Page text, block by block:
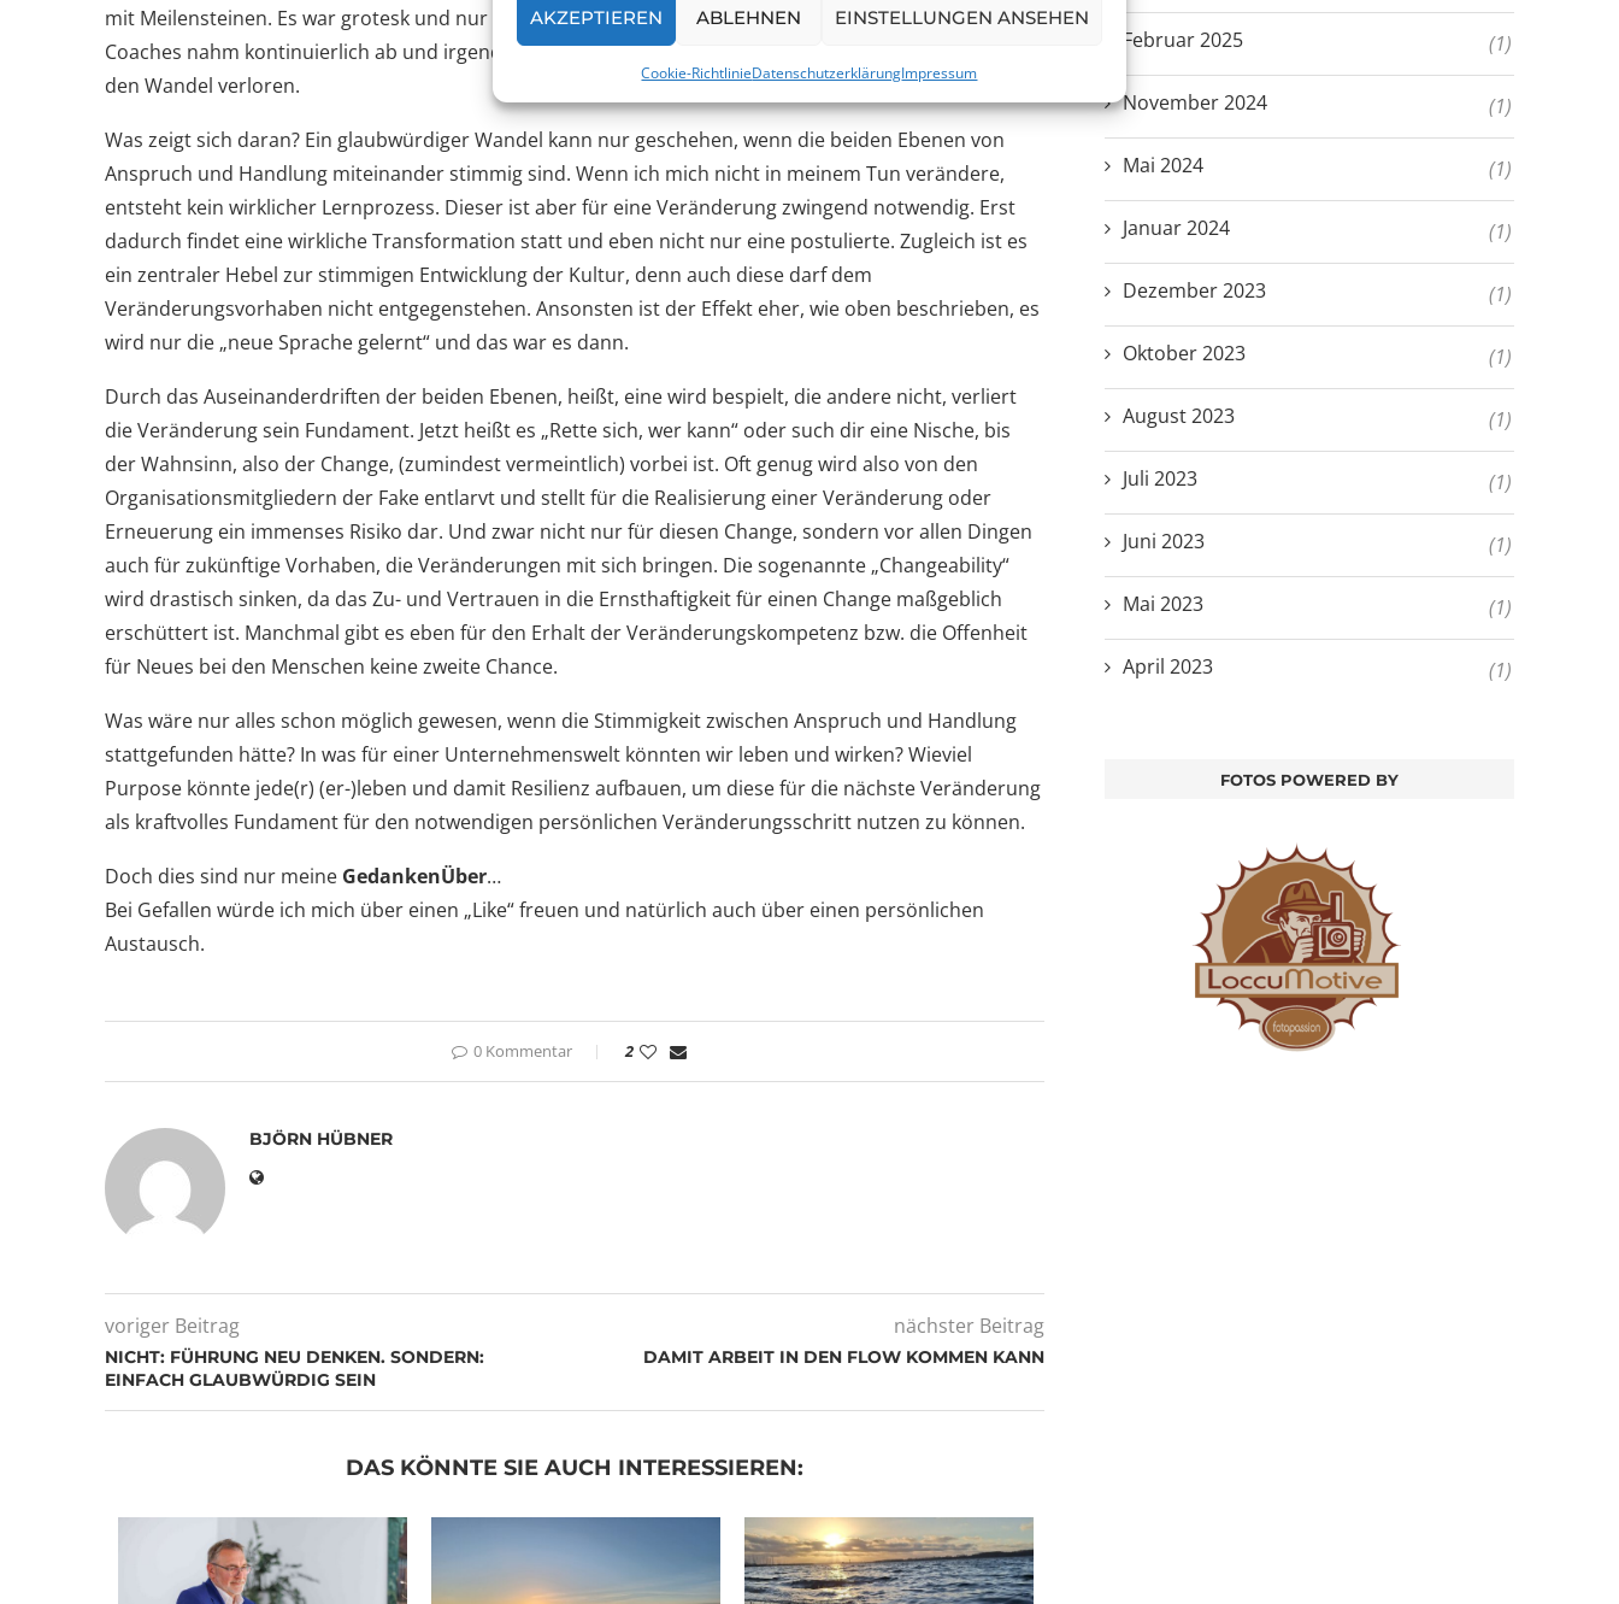
AKZEPTIEREN ABLEHNEN EINSTELLUNGEN ANSEHEN
Cookie-RichtlinieDatenschutzerklärungImpressum
mit Meilensteinen. Es war grotesk und nur noch zum Kopfschütteln. Unsere Motivation als Agile
Coaches nahm kontinuierlich ab und irgendwann hatte die überwiegende Mehrheit den Glauben an
den Wandel verloren.
Was zeigt sich daran? Ein glaubwürdiger Wandel kann nur geschehen, wenn die beiden Ebenen von
Anspruch und Handlung miteinander stimmig sind. Wenn ich mich nicht in meinem Tun verändere,
entsteht kein wirklicher Lernprozess. Dieser ist aber für eine Veränderung zwingend notwendig. Erst
dadurch findet eine wirkliche Transformation statt und eben nicht nur eine postulierte. Zugleich ist es
ein zentraler Hebel zur stimmigen Entwicklung der Kultur, denn auch diese darf dem
Veränderungsvorhaben nicht entgegenstehen. Ansonsten ist der Effekt eher, wie oben beschrieben, es
wird nur die „neue Sprache gelernt“ und das war es dann.
Durch das Auseinanderdriften der beiden Ebenen, heißt, eine wird bespielt, die andere nicht, verliert
die Veränderung sein Fundament. Jetzt heißt es „Rette sich, wer kann“ oder such dir eine Nische, bis
der Wahnsinn, also der Change, (zumindest vermeintlich) vorbei ist. Oft genug wird also von den
Organisationsmitgliedern der Fake entlarvt und stellt für die Realisierung einer Veränderung oder
Erneuerung ein immenses Risiko dar. Und zwar nicht nur für diesen Change, sondern vor allen Dingen
auch für zukünftige Vorhaben, die Veränderungen mit sich bringen. Die sogenannte „Changeability“
wird drastisch sinken, da das Zu- und Vertrauen in die Ernsthaftigkeit für einen Change maßgeblich
erschüttert ist. Manchmal gibt es eben für den Erhalt der Veränderungskompetenz bzw. die Offenheit
für Neues bei den Menschen keine zweite Chance.
Was wäre nur alles schon möglich gewesen, wenn die Stimmigkeit zwischen Anspruch und Handlung
stattgefunden hätte? In was für einer Unternehmenswelt könnten wir leben und wirken? Wieviel
Purpose könnte jede(r) (er-)leben und damit Resilienz aufbauen, um diese für die nächste Veränderung
als kraftvolles Fundament für den notwendigen persönlichen Veränderungsschritt nutzen zu können.
Doch dies sind nur meine GedankenÜber…
Bei Gefallen würde ich mich über einen „Like“ freuen und natürlich auch über einen persönlichen
Austausch.
0 Kommentar 2
BJÖRN HÜBNER
voriger Beitrag
NICHT: FÜHRUNG NEU DENKEN. SONDERN:
EINFACH GLAUBWÜRDIG SEIN
nächster Beitrag
DAMIT ARBEIT IN DEN FLOW KOMMEN KANN
DAS KÖNNTE SIE AUCH INTERESSIEREN:
Februar 2025 (1)
November 2024 (1)
Mai 2024 (1)
Januar 2024 (1)
Dezember 2023 (1)
Oktober 2023 (1)
August 2023 (1)
Juli 2023 (1)
Juni 2023 (1)
Mai 2023 (1)
April 2023 (1)
FOTOS POWERED BY